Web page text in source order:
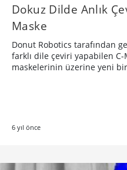
Dokuz Dilde Anlık
Maske
Donut Robotics tarafından
farklı dile çeviri yapabilen
maskelerinin üzerine yeni
6 yıl önce